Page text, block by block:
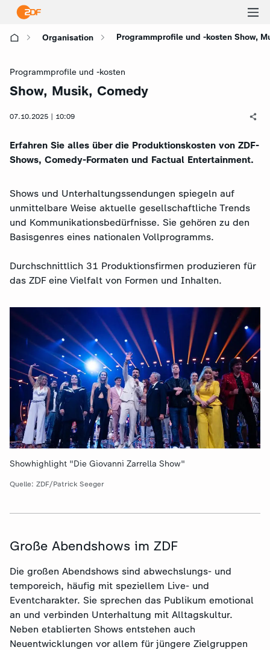
Organisation Programmprofile und -kosten Show,
Programmprofile und -kosten
:
Show, Musik, Comedy
07.10.2025 | 10:09
Erfahren Sie alles über die Produktionskosten von ZDF-
Shows, Comedy-Formaten und Factual Entertainment.
Shows und Unterhaltungssendungen spiegeln auf
unmittelbare Weise aktuelle gesellschaftliche Trends
und Kommunikationsbedürfnisse. Sie gehören zu den
Basisgenres eines nationalen Vollprogramms.
Durchschnittlich 31 Produktionsfirmen produzieren für
das ZDF eine Vielfalt von Formen und Inhalten.
Showhighlight "Die Giovanni Zarrella Show"
Quelle: ZDF/Patrick Seeger
Große Abendshows im ZDF
Die großen Abendshows sind abwechslungs- und
temporeich, häufig mit speziellem Live- und
Eventcharakter. Sie sprechen das Publikum emotional
an und verbinden Unterhaltung mit Alltagskultur.
Neben etablierten Shows entstehen auch
Neuentwicklungen vor allem für jüngere Zielgruppen